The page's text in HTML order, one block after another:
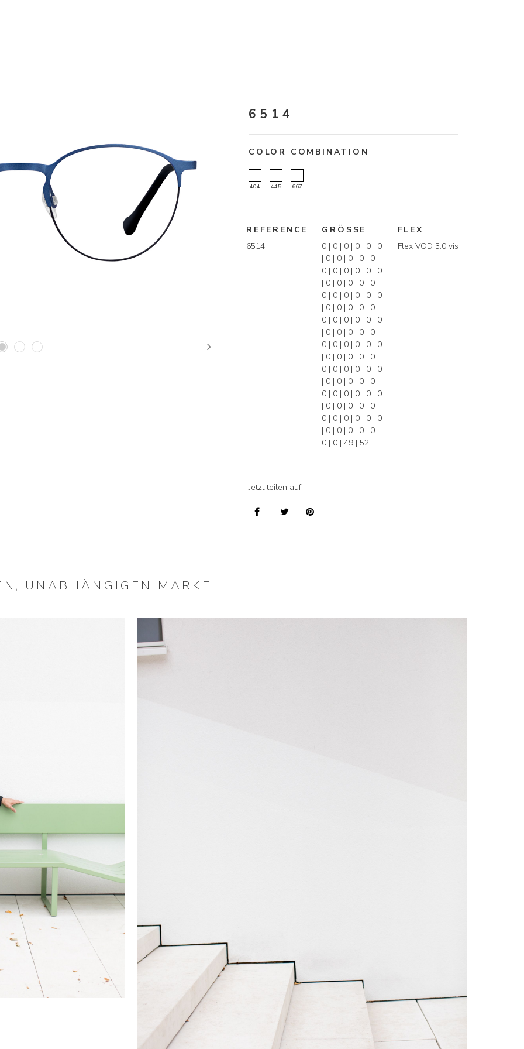
Next
6514
COLOR COMBINATION
404 445 667
REFERENCE
6514
GRÖSSE
0 | 0 | 0 | 0 | 0 | 0
| 0 | 0 | 0 | 0 | 0 |
0 | 0 | 0 | 0 | 0 | 0
| 0 | 0 | 0 | 0 | 0 |
0 | 0 | 0 | 0 | 0 | 0
| 0 | 0 | 0 | 0 | 0 |
0 | 0 | 0 | 0 | 0 | 0
| 0 | 0 | 0 | 0 | 0 |
0 | 0 | 0 | 0 | 0 | 0
| 0 | 0 | 0 | 0 | 0 |
0 | 0 | 0 | 0 | 0 | 0
| 0 | 0 | 0 | 0 | 0 |
0 | 0 | 0 | 0 | 0 | 0
| 0 | 0 | 0 | 0 | 0 |
0 | 0 | 0 | 0 | 0 | 0
| 0 | 0 | 0 | 0 | 0 |
0 | 0 | 49 | 52
FLEX
Flex VOD 3.0 vis
Jetzt teilen auf
UNABHÄNGIGEN MARKE